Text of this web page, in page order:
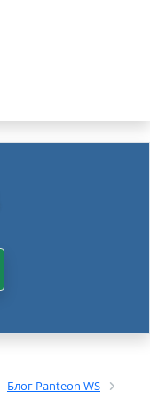
Блог Panteon WS